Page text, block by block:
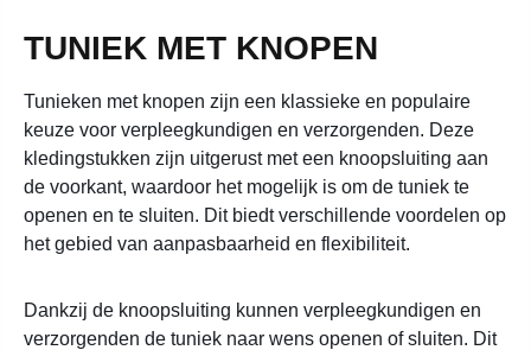
TUNIEK MET KNOPEN
Tunieken met knopen zijn een klassieke en populaire
keuze voor verpleegkundigen en verzorgenden. Deze
kledingstukken zijn uitgerust met een knoopsluiting aan
de voorkant, waardoor het mogelijk is om de tuniek te
openen en te sluiten. Dit biedt verschillende voordelen op
het gebied van aanpasbaarheid en flexibiliteit.
Dankzij de knoopsluiting kunnen verpleegkundigen en
verzorgenden de tuniek naar wens openen of sluiten. Dit